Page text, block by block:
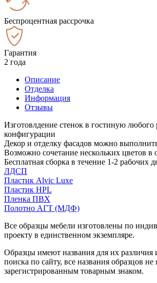
Беспроцентная рассрочка
Гарантия
2 года
Описание
Отделка
Информация
Отзывы
Изготовлдение стенок в гостиную любого
конфигурации
Декор и отделку фасадов можно
Возможно сочетание нескольких цветов в
Бесплатная сборка в течение 1-2 рабочих
ЛДСП
Пластик Alvic Luxe
Пластик HPL
Пленка ПВХ
Полотно АГТ (МДФ)
Все образцы мебели изготовлены по
проекту в единственном экземпляре.
Образцы имеют названия для их различия
поиска по сайту, все названия образцов не
зарегистрированным товарным знаком.